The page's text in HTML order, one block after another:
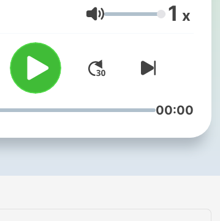
indkroget i sig selv, da hun
stødte på livskraften hos Kim
Larsen og Grundtvig og
opdagede, at hun ikke skulle
søge svarene i sig selv. I
denne podcastserie taler hun i
hvert afsnit med en gæst, der
om at finde livskraften i et
Lautstärke 1 x
00:00